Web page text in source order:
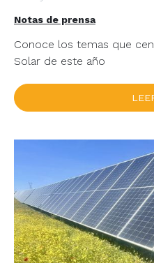
Notas de prensa
Conoce los temas que
Solar de este año